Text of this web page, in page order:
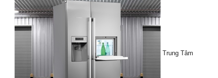
Trung Tâm